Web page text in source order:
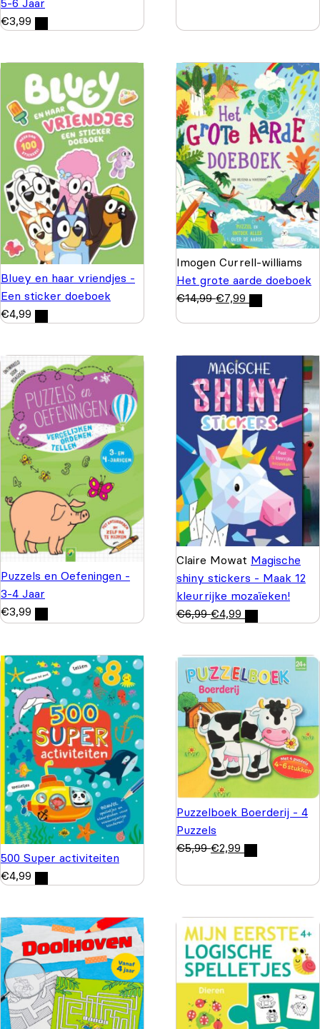
5-6 Jaar
€3,99
Bluey en haar vriendjes -
Een sticker doeboek
€4,99
Imogen Currell-williams
Het grote aarde doeboek
€14,99 €7,99
Puzzels en Oefeningen -
3-4 Jaar
€3,99
Claire Mowat Magische
shiny stickers - Maak 12
kleurrijke mozaïeken!
€6,99 €4,99
500 Super activiteiten
€4,99
Puzzelboek Boerderij - 4
Puzzels
€5,99 €2,99